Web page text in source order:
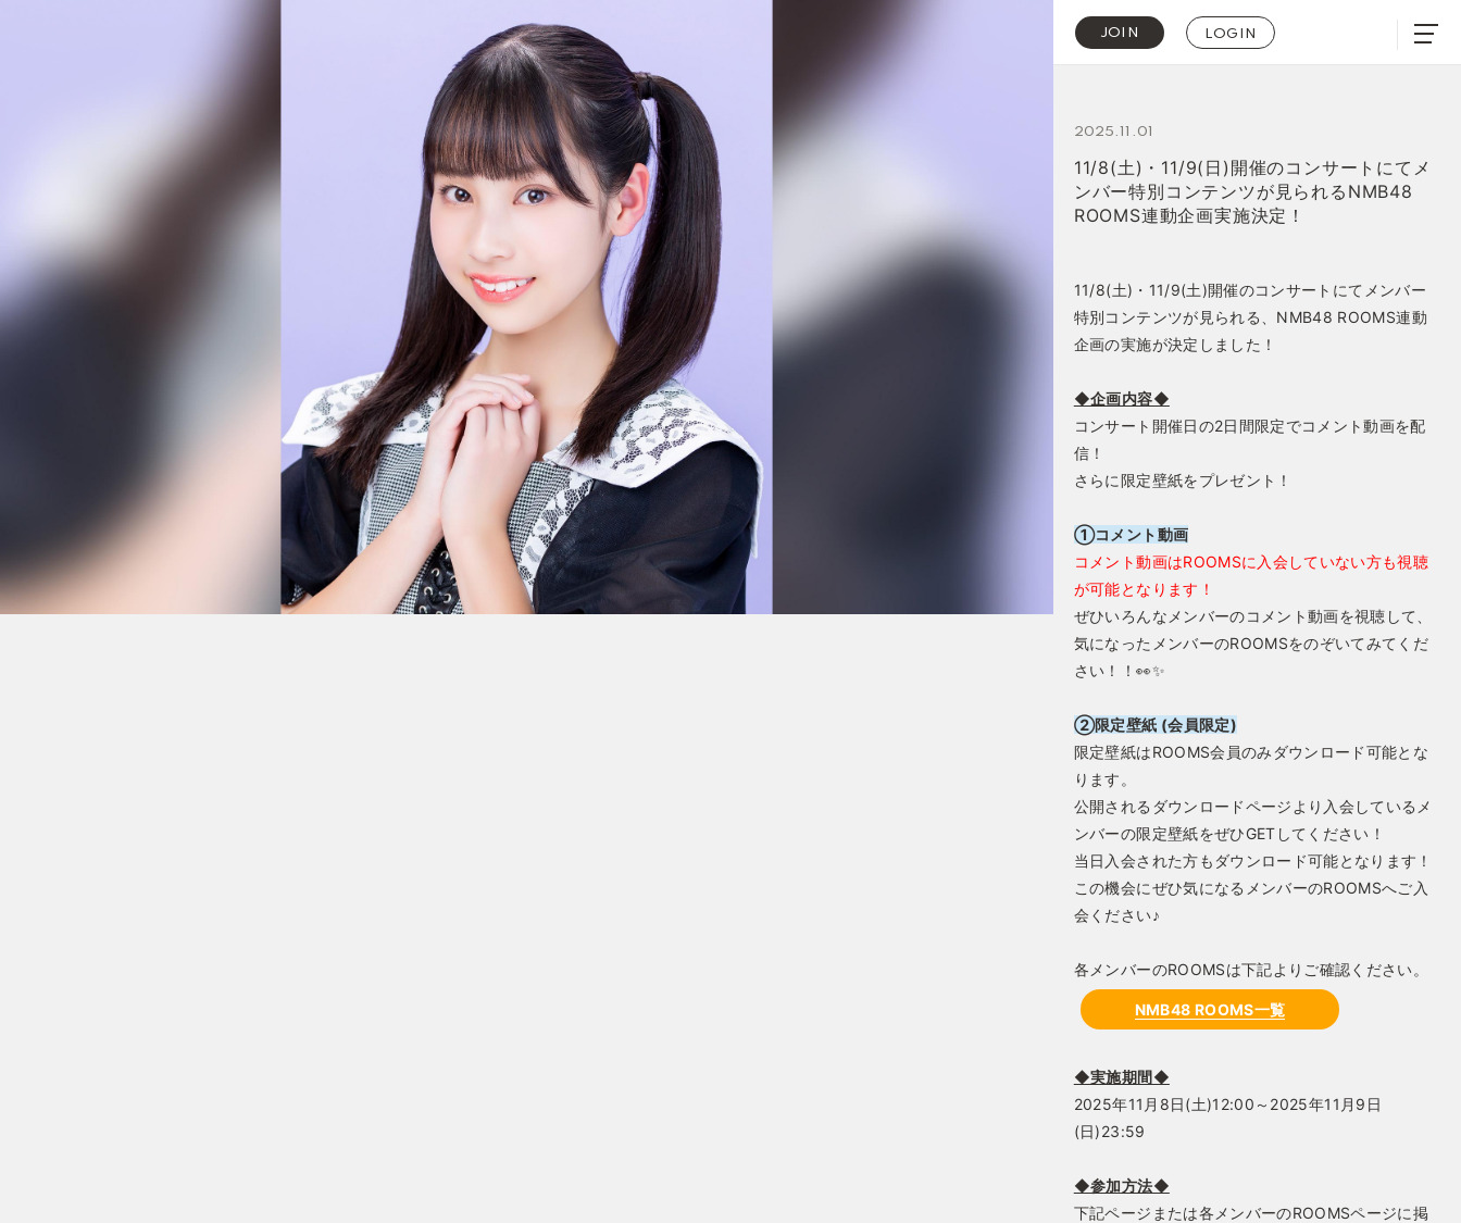
JOIN LOGIN
2025.11.01
11/8(土)・11/9(日)開催のコンサートにてメ
ンバー特別コンテンツが見られるNMB48
ROOMS連動企画実施決定！
11/8(土)・11/9(土)開催のコンサートにてメンバー
特別コンテンツが見られる、NMB48 ROOMS連動
企画の実施が決定しました！
◆企画内容◆
コンサート開催日の2日間限定でコメント動画を配
信！
さらに限定壁紙をプレゼント！
①コメント動画
コメント動画はROOMSに入会していない方も視聴
が可能となります！
ぜひいろんなメンバーのコメント動画を視聴して、
気になったメンバーのROOMSをのぞいてみてくだ
さい！！👀✨
②限定壁紙 (会員限定)
限定壁紙はROOMS会員のみダウンロード可能とな
ります。
公開されるダウンロードページより入会しているメ
ンバーの限定壁紙をぜひGETしてください！
当日入会された方もダウンロード可能となります！
この機会にぜひ気になるメンバーのROOMSへご入
会ください♪
各メンバーのROOMSは下記よりご確認ください。
NMB48 ROOMS一覧
◆実施期間◆
2025年11月8日(土)12:00～2025年11月9日
(日)23:59
◆参加方法◆
下記ページまたは各メンバーのROOMSページに掲